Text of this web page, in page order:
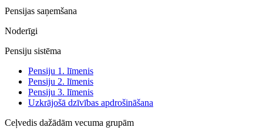
Pensijas saņemšana
Noderīgi
Pensiju sistēma
Pensiju 1. līmenis
Pensiju 2. līmenis
Pensiju 3. līmenis
Uzkrājošā dzīvības apdrošināšana
Ceļvedis dažādām vecuma grupām